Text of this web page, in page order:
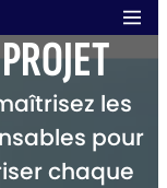
les
pour
chaque